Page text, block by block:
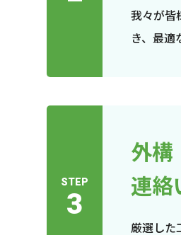
我々が皆
き、最適
STEP
3
外構
連絡
厳選した